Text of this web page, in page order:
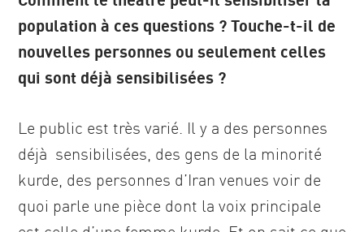
population à ces questions ? Touche-t-il de
nouvelles personnes ou seulement celles
qui sont déjà sensibilisées ?
Le public est très varié. Il y a des personnes
déjà sensibilisées, des gens de la minorité
kurde, des personnes d’Iran venues voir de
quoi parle une pièce dont la voix principale